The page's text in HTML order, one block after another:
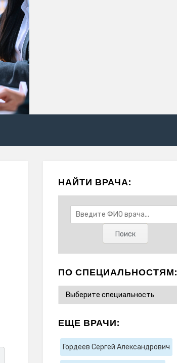
НАЙТИ ВРАЧА:
ПО СПЕЦИАЛЬНОСТЯМ:
ЕЩЕ ВРАЧИ:
Гордеев Сергей Александрович